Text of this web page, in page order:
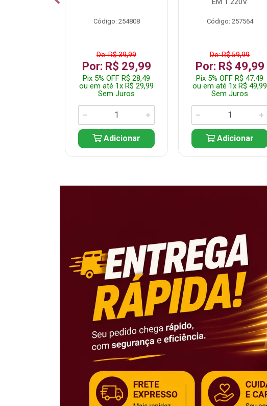
Código: 254808
De: R$ 39,99
Por: R$ 29,99
Pix 5% OFF R$ 28,49
ou em até 1x R$ 29,99
Sem Juros
Adicionar
Código: 257564
De: R$ 59,99
Por: R$ 49,99
Pix 5% OFF R$ 47,49
ou em até 1x R$ 49,99
Sem Juros
Adicionar